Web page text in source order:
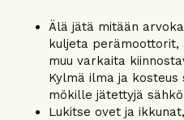
Älä jätä mitään
kuljeta perämoottorit,
muu varkaita
Kylmä ilma ja
mökille jätettyjä
Lukitse ovet ja